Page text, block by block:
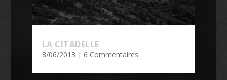
LA CITADELLE
8/06/2013 | 6 Commentaires